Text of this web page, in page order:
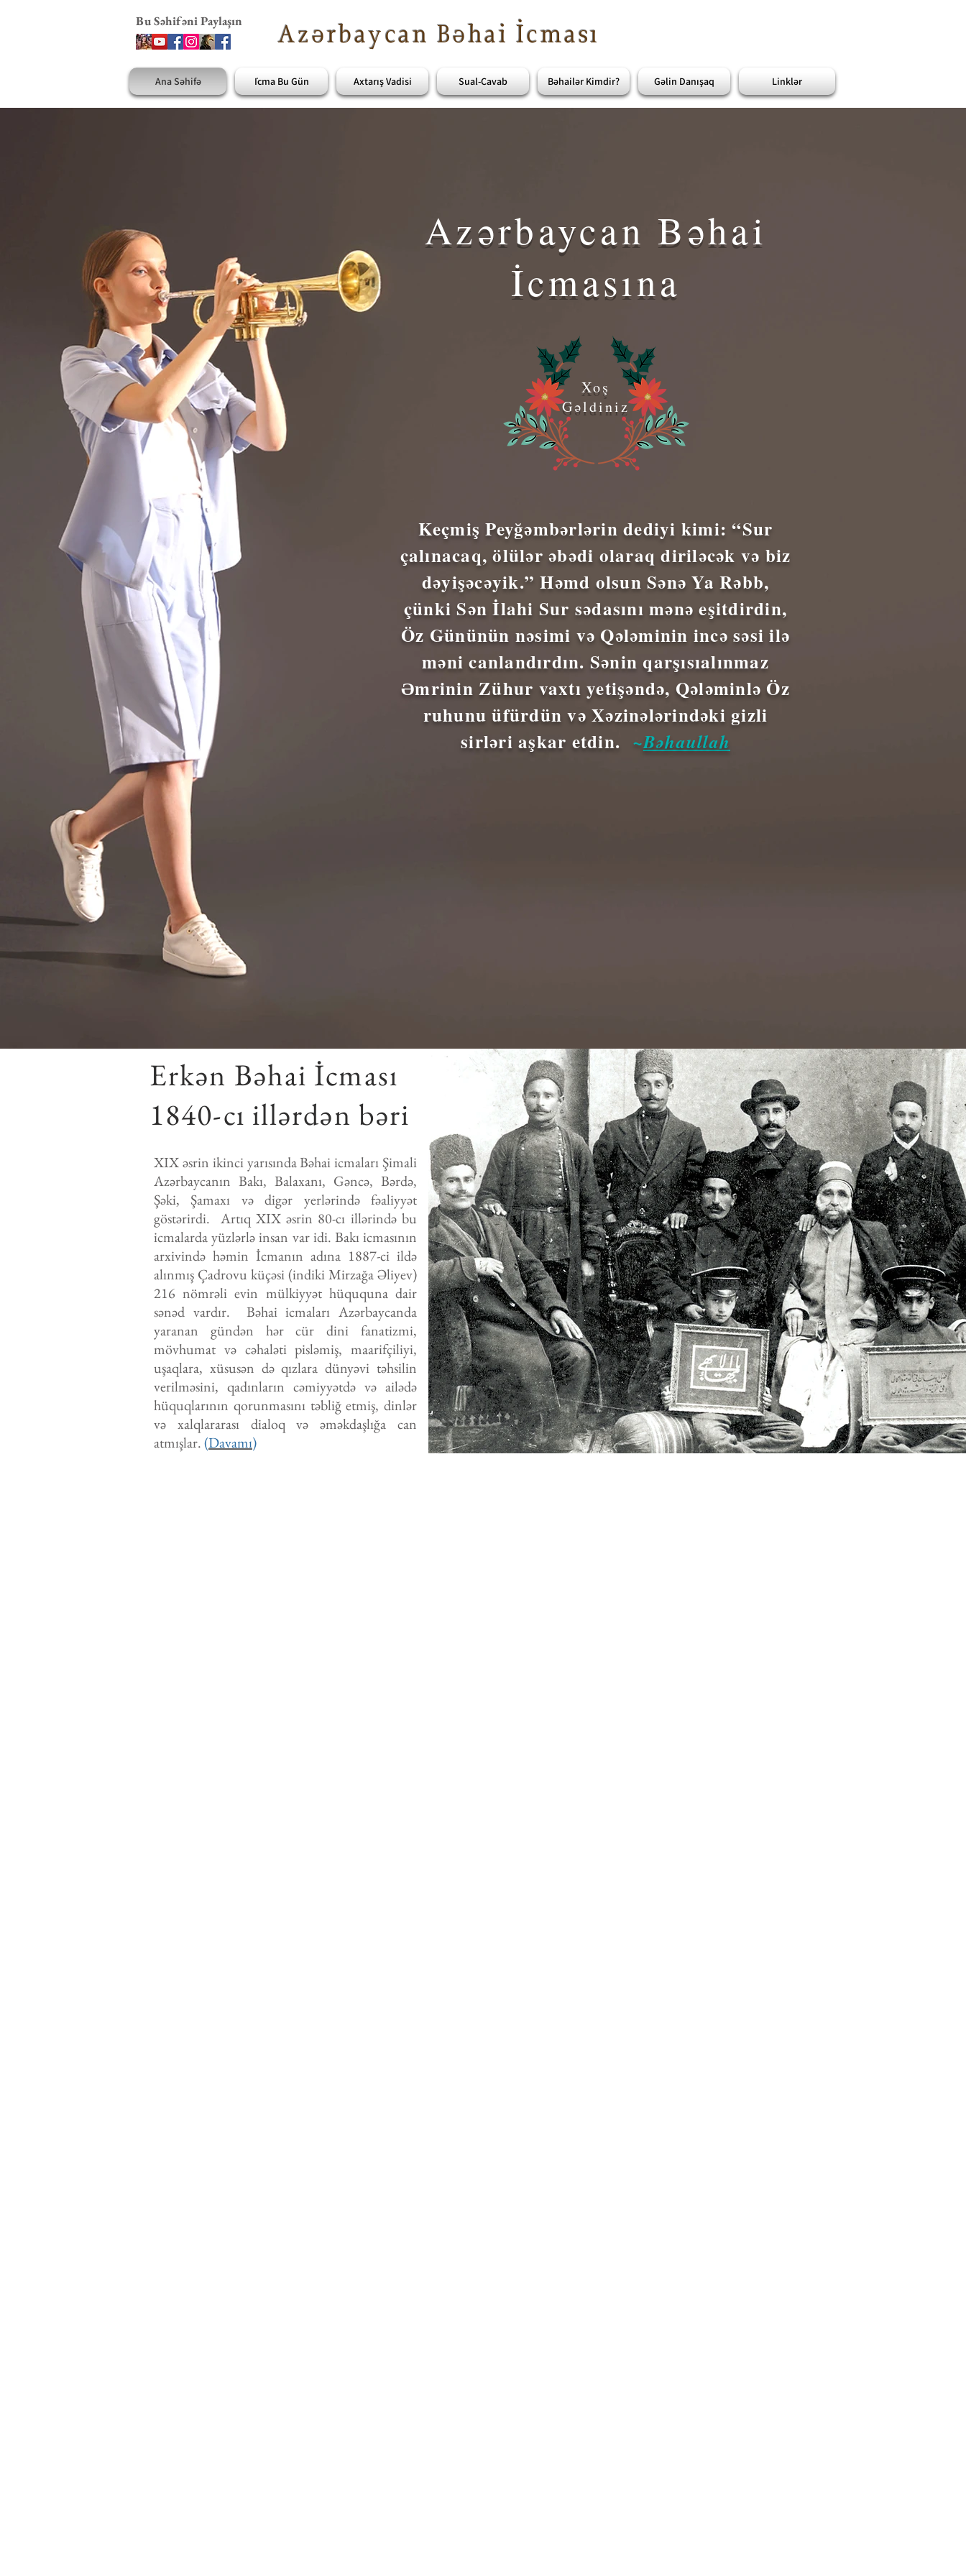
Bu Səhifəni Paylaşın
Azərbaycan Bəhai İcması
Ana Səhifə İcma Bu Gün Axtarış Vadisi Sual-Cavab Bəhailər Kimdir? Gəlin Danışaq Linklər
Azərbaycan Bəhai
İcmasına
Xoş
Gəldiniz
Keçmiş Peyğəmbərlərin dediyi kimi: “Sur
çalınacaq, ölülər əbədi olaraq diriləcək və biz
dəyişəcəyik.” Həmd olsun Sənə Ya Rəbb,
çünki Sən İlahi Sur sədasını mənə eşitdirdin,
Öz Gününün nəsimi və Qələminin incə səsi ilə
məni canlandırdın. Sənin qarşısıalınmaz
Əmrinin Zühur vaxtı yetişəndə, Qələminlə Öz
ruhunu üfürdün və Xəzinələrindəki gizli
sirləri aşkar etdin. ~Bəhaullah
Erkən Bəhai İcması
1840-cı illərdən bəri
XIX əsrin ikinci yarısında Bəhai icmaları Şimali
Azərbaycanın Bakı, Balaxanı, Gəncə, Bərdə,
Şəki, Şamaxı və digər yerlərində fəaliyyət
göstərirdi. Artıq XIX əsrin 80-cı illərində bu
icmalarda yüzlərlə insan var idi. Bakı icmasının
arxivində həmin İcmanın adına 1887-ci ildə
alınmış Çadrovu küçəsi (indiki Mirzağa Əliyev)
216 nömrəli evin mülkiyyət hüququna dair
sənəd vardır. Bəhai icmaları Azərbaycanda
yaranan gündən hər cür dini fanatizmi,
mövhumat və cəhaləti pisləmiş, maarifçiliyi,
uşaqlara, xüsusən də qızlara dünyəvi təhsilin
verilməsini, qadınların cəmiyyətdə və ailədə
hüquqlarının qorunmasını təbliğ etmiş, dinlər
və xalqlararası dialoq və əməkdaşlığa can
atmışlar.(Davamı)